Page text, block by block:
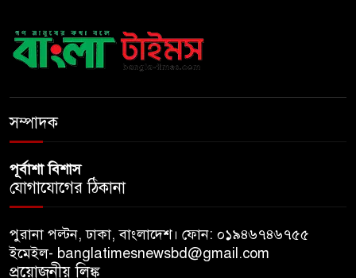
আসে বিএনপি: মির্জা ফখরুল
সম্পাদক
পূর্বাশা বিশাস
যোগাযোগের ঠিকানা
পুরানা পল্টন, ঢাকা, বাংলাদেশ। ফোন: ০১৯৪৬৭৪৬৭৫৫
ইমেইল- banglatimesnewsbd@gmail.com
প্রয়োজনীয় লিঙ্ক